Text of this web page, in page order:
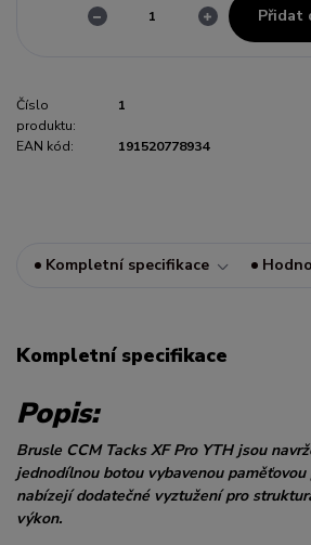
Přidat
Číslo
produktu:
1
EAN kód: 191520778934
Kompletní specifikace
Kompletní specifikace
Popis:
Brusle CCM Tacks XF Pro YTH jsou
jednodílnou botou vybavenou paměťovou
nabízejí dodatečné vyztužení pro
výkon.